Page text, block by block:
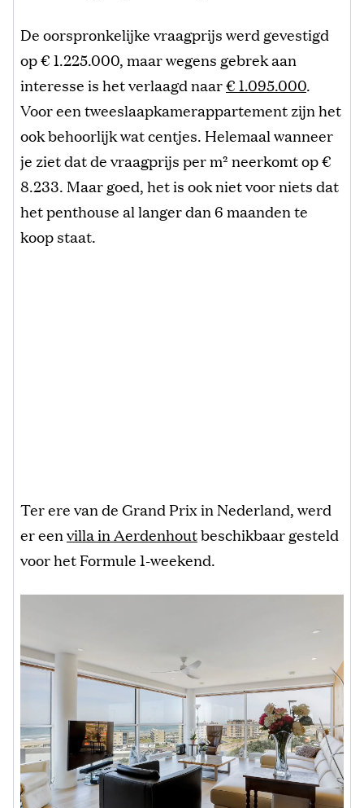
De oorspronkelijke vraagprijs werd gevestigd
op € 1.225.000, maar wegens gebrek aan
interesse is het verlaagd naar€ 1.095.000.
Voor een tweeslaapkamerappartement zijn het
ook behoorlijk wat centjes. Helemaal wanneer
je ziet dat de vraagprijs per m² neerkomt op €
8.233. Maar goed, het is ook niet voor niets dat
het penthouse al langer dan 6 maanden te
koop staat.
Ter ere van de Grand Prix in Nederland, werd
er eenvilla in Aerdenhoutbeschikbaar gesteld
voor het Formule 1-weekend.